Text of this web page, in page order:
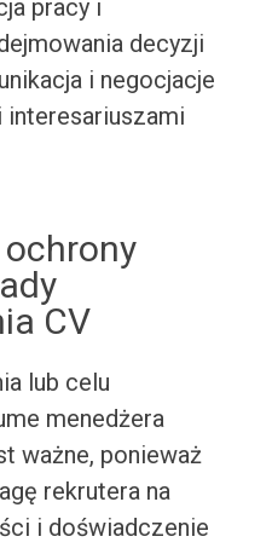
pracy i
decyzji
i negocjacje
CV
lub celu
menedżera
ważne, ponieważ
rekrutera na
i doświadczenie